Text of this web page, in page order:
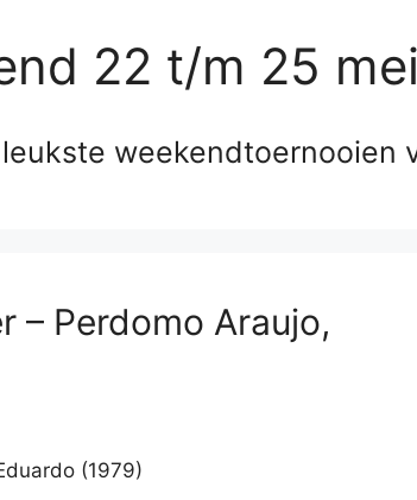
22 t/m 25
weekendtoernooien
– Perdomo Araujo,
(1979)